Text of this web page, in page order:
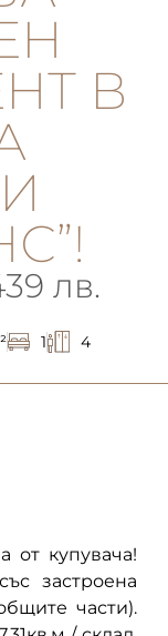
В
лв.
1
4
от купувача!
застроена
части).